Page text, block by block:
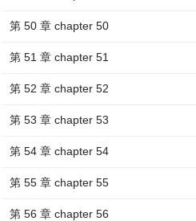
第 50 章 chapter 50
第 51 章 chapter 51
第 52 章 chapter 52
第 53 章 chapter 53
第 54 章 chapter 54
第 55 章 chapter 55
第 56 章 chapter 56